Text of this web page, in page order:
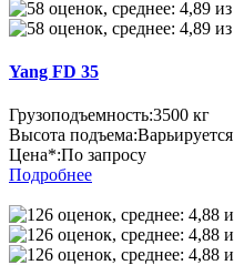
Yang FD 35
Грузоподъемность:3500 кг
Высота подъема:Варьируется
Цена*:По запросу
Подробнее